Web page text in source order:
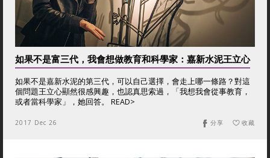
如果不是富三代，我會想做教育和科學家：嘉新水泥王立心
如果不是嘉新水泥的第三代，可以自己選擇，會走上哪一條路？對這
個問題王立心顯然很感興趣，也認真思索過，「我想我會從事教育，
或者當科學家」，她回答。 READ>
2017 Dec 26 收藏
分享